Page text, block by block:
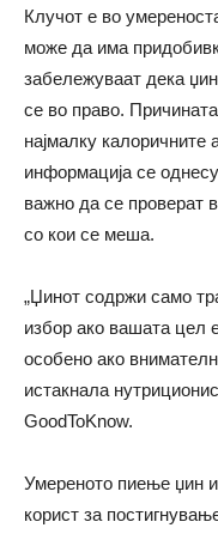
Клучот е во
може да има
забележуваат дека
се во право.
најмалку калоричните
информација се
важно да се проверат
со кои се меша.
„Џинот содржи само
избор ако вашата цел
особено ако
истакнала
GoodToKnow.
Умереното пиење џин
корист за